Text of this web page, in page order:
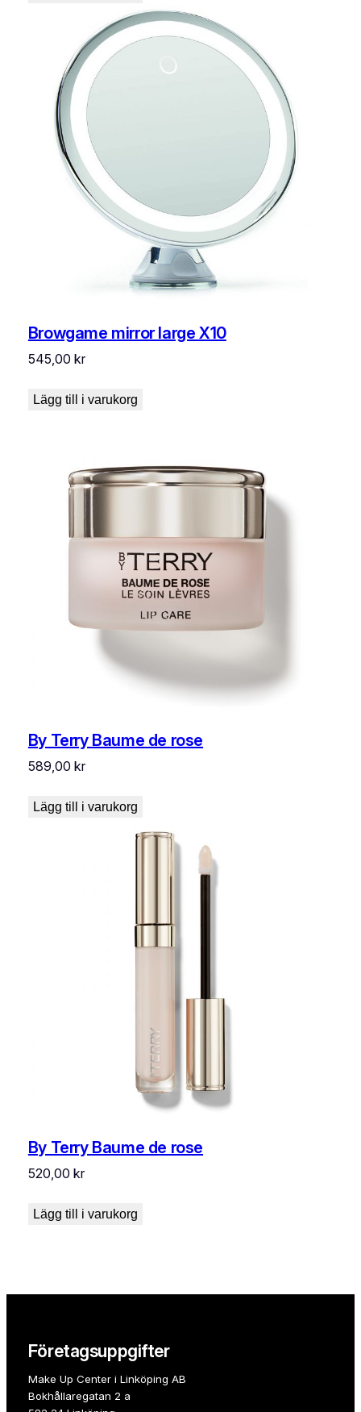
Browgame mirror large X10
545,00 kr
Lägg till i varukorg
By Terry Baume de rose
589,00 kr
Lägg till i varukorg
By Terry Baume de rose
520,00 kr
Lägg till i varukorg
Företagsuppgifter
Make Up Center i Linköping AB
Bokhållaregatan 2 a